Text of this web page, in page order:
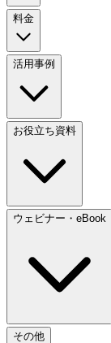
料金
活用事例
お役立ち資料
ウェビナー・eBook
その他